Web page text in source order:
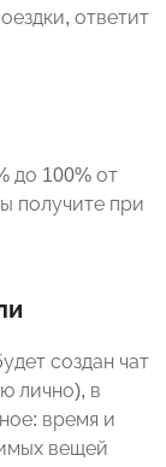
ответит
до 100% от
получите при
создан чат
лично), в
время и
вещей